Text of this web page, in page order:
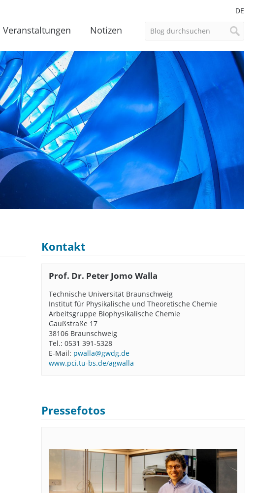
DE
Veranstaltungen Notizen
Kontakt
Prof. Dr. Peter Jomo Walla
Technische Universität Braunschweig
Institut für Physikalische und Theoretische Chemie
Arbeitsgruppe Biophysikalische Chemie
Gaußstraße 17
38106 Braunschweig
Tel.: 0531 391-5328
E-Mail: pwalla@gwdg.de
www.pci.tu-bs.de/agwalla
Pressefotos